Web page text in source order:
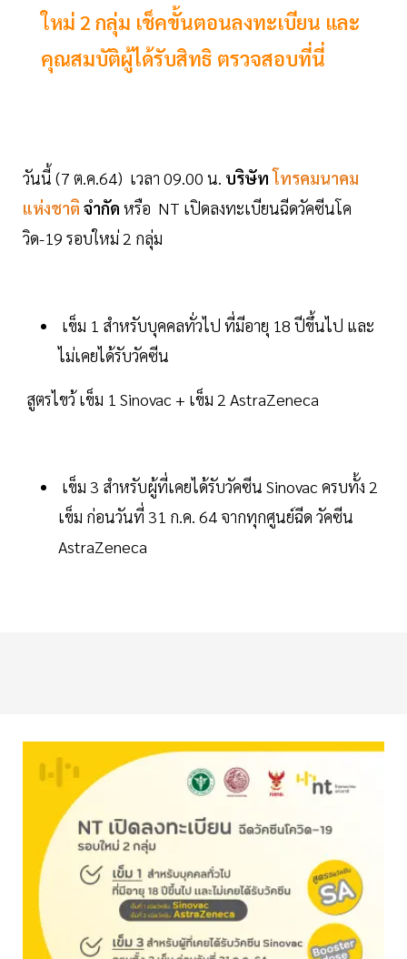
ใหม่ 2 กลุ่ม เช็คขั้นตอนลงทะเบียน และ
คุณสมบัติผู้ได้รับสิทธิ ตรวจสอบที่นี่
วันนี้ (7 ต.ค.64) เวลา 09.00 น. บริษัทโทรคมนาคม
แห่งชาติ จำกัด หรือ NT เปิดลงทะเบียนฉีดวัคซีนโค
วิด-19 รอบใหม่ 2 กลุ่ม
เข็ม 1 สำหรับบุคคลทั่วไป ที่มีอายุ 18 ปีขึ้นไป และ
ไม่เคยได้รับวัคซีน
สูตรไขว้ เข็ม 1 Sinovac + เข็ม 2 AstraZeneca
เข็ม 3 สำหรับผู้ที่เคยได้รับวัคซีน Sinovac ครบทั้ง 2
เข็ม ก่อนวันที่ 31 ก.ค. 64 จากทุกศูนย์ฉีด วัคซีน
AstraZeneca